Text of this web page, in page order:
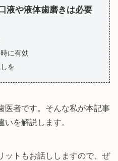
液や液体歯磨きは必要
に有効
を
医者です。そんな私が本記事
を解説します。
ットもお話ししますので、ぜ